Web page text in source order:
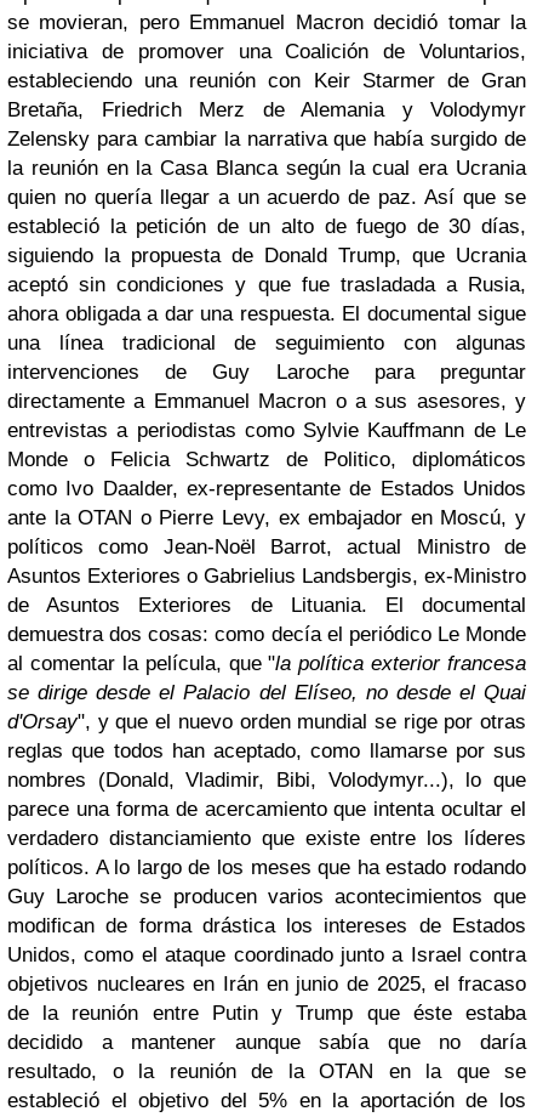
se movieran, pero Emmanuel Macron decidió tomar la
iniciativa de promover una Coalición de Voluntarios,
estableciendo una reunión con Keir Starmer de Gran
Bretaña, Friedrich Merz de Alemania y Volodymyr
Zelensky para cambiar la narrativa que había surgido de
la reunión en la Casa Blanca según la cual era Ucrania
quien no quería llegar a un acuerdo de paz. Así que se
estableció la petición de un alto de fuego de 30 días,
siguiendo la propuesta de Donald Trump, que Ucrania
aceptó sin condiciones y que fue trasladada a Rusia,
ahora obligada a dar una respuesta. El documental sigue
una línea tradicional de seguimiento con algunas
intervenciones de Guy Laroche para preguntar
directamente a Emmanuel Macron o a sus asesores, y
entrevistas a periodistas como Sylvie Kauffmann de Le
Monde o Felicia Schwartz de Politico, diplomáticos
como Ivo Daalder, ex-representante de Estados Unidos
ante la OTAN o Pierre Levy, ex embajador en Moscú,y
políticos como Jean-Noël Barrot, actual Ministro de
Asuntos Exteriores o Gabrielius Landsbergis, ex-Ministro
de Asuntos Exteriores de Lituania. El documental
demuestra dos cosas: como decía el periódico Le Monde
al comentar la película, que "la política exterior francesa
se dirige desde el Palacio del Elíseo, no desde el Quai
d'Orsay", y que el nuevo orden mundial se rige por otras
reglas que todos han aceptado, como llamarse por sus
nombres (Donald, Vladimir, Bibi, Volodymyr...), lo que
parece una forma de acercamiento que intenta ocultar el
verdadero distanciamiento que existe entre los líderes
políticos. A lo largo de los meses que ha estado rodando
Guy Laroche se producen varios acontecimientos que
modifican de forma drástica los intereses de Estados
Unidos, como el ataque coordinado junto a Israel contra
objetivos nucleares en Irán en junio de 2025, el fracaso
de la reunión entre Putin y Trump que éste estaba
decidido a mantener aunque sabía que no daría
resultado, o la reunión de la OTAN en la que se
estableció el objetivo del 5% en la aportación de los